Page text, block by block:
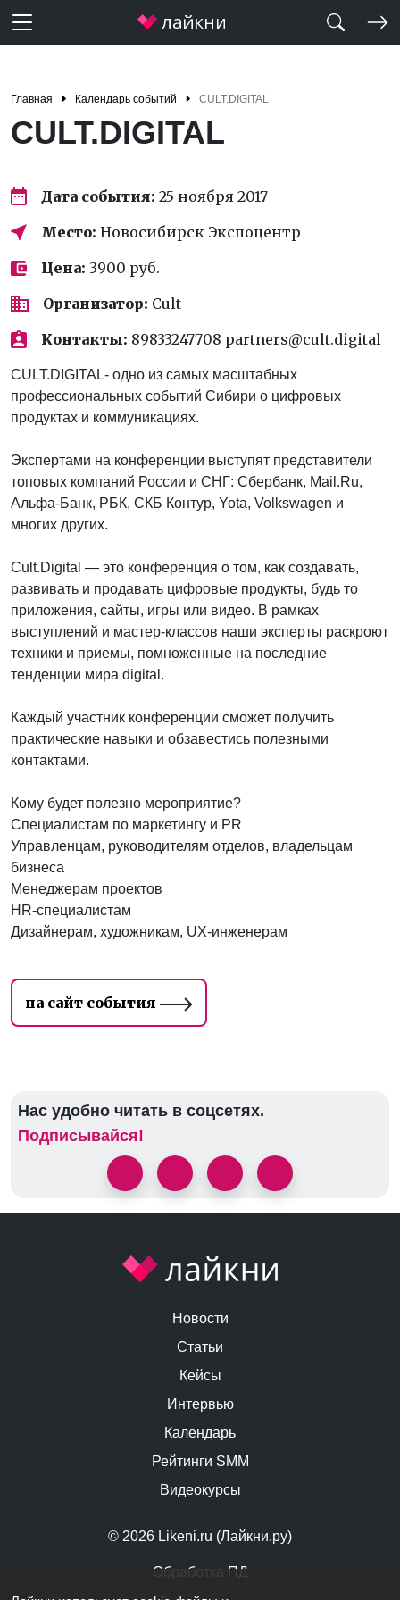
Главная Календарь событий CULT.DIGITAL
CULT.DIGITAL
Дата события: 25 ноября 2017
Место: Новосибирск Экспоцентр
Цена: 3900 руб.
Организатор: Cult
Контакты: 89833247708 partners@cult.digital
CULT.DIGITAL- одно из самых масштабных
профессиональных событий Сибири о цифровых
продуктах и коммуникациях.
Экспертами на конференции выступят представители
топовых компаний России и СНГ: Сбербанк, Mail.Ru,
Альфа-Банк, РБК, СКБ Контур, Yota, Volkswagen и
многих других.
Cult.Digital — это конференция о том, как создавать,
развивать и продавать цифровые продукты, будь то
приложения, сайты, игры или видео. В рамках
выступлений и мастер-классов наши эксперты раскроют
техники и приемы, помноженные на последние
тенденции мира digital.
Каждый участник конференции сможет получить
практические навыки и обзавестись полезными
контактами.
Кому будет полезно мероприятие?
Специалистам по маркетингу и PR
Управленцам, руководителям отделов, владельцам
бизнеса
Менеджерам проектов
HR-специалистам
Дизайнерам, художникам, UX-инженерам
на сайт события
Нас удобно читать в соцсетях.
Подписывайся!
© 2026 Likeni.ru (Лайкни.ру)
Обработка ПД
Новости
Статьи
Кейсы
Интервью
Календарь
Рейтинги SMM
Видеокурсы